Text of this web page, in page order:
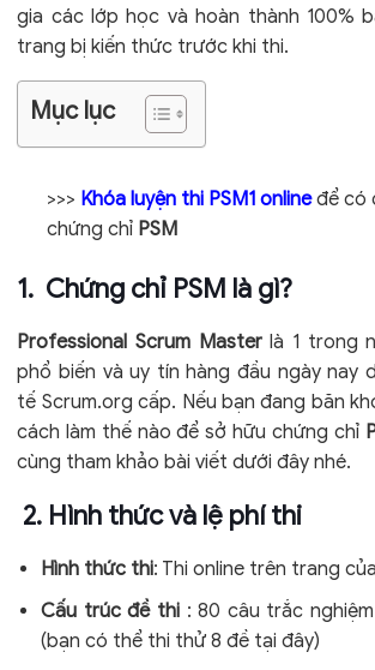
gia các lớp học và hoàn thành 100%
trang bị kiến thức trước khi thi.
Mục lục
>>> Khóa luyện thi PSM1 onlineđể có
chứng chỉ PSM
1. Chứng chỉ PSM là gì?
Professional Scrum Masterlà 1 trong
phổ biến và uy tín hàng đầu ngày nay
tế Scrum.org cấp. Nếu bạn đang băn
cách làm thế nào để sở hữu chứng chỉ
cùng tham khảo bài viết dưới đây nhé.
2. Hình thức và lệ phí thi
Hình thức thi: Thi online trên trang
Cấu trúc đề thi : 80 câu trắc
(bạn có thể thi thử 8 đề tại đây)